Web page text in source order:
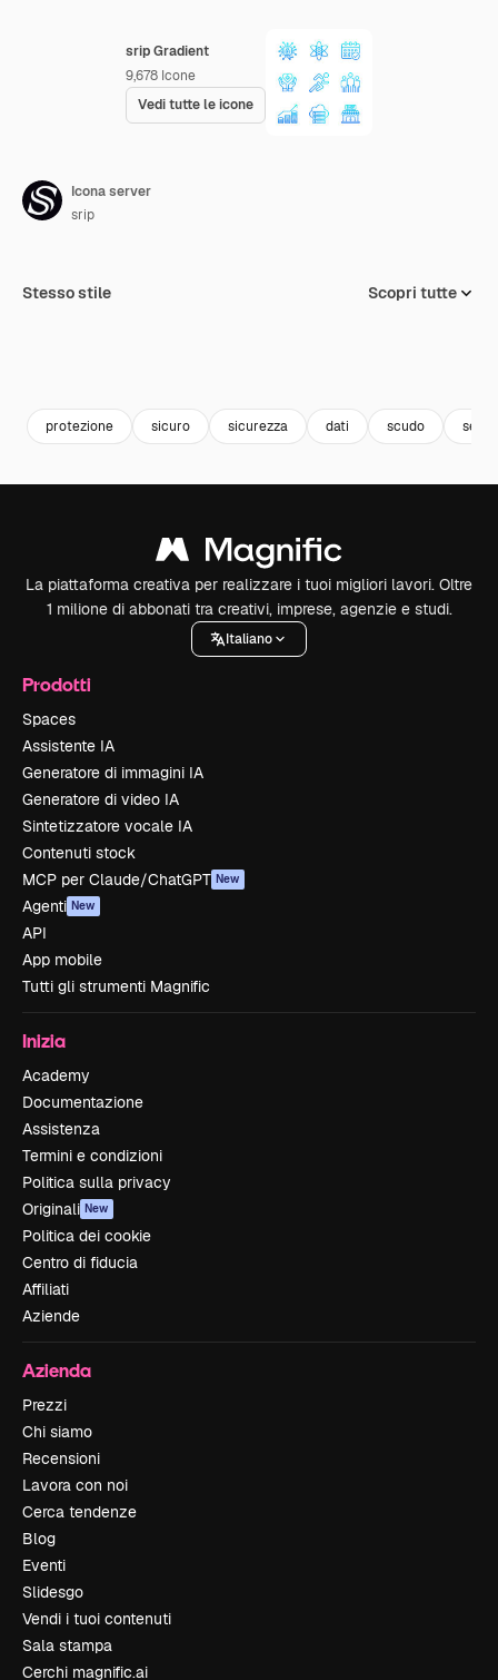
srip Gradient
9,678 Icone
Vedi tutte le icone
Icona server
srip
Stesso stile Scopri tutte
protezione sicuro sicurezza dati scudo
La piattaforma creativa per realizzare i tuoi migliori lavori. Oltre
1 milione di abbonati tra creativi, imprese, agenzie e studi.
Italiano
Prodotti
Spaces
Assistente IA
Generatore di immagini IA
Generatore di video IA
Sintetizzatore vocale IA
Contenuti stock
MCP per Claude/ChatGPT New
Agenti New
API
App mobile
Tutti gli strumenti Magnific
Inizia
Academy
Documentazione
Assistenza
Termini e condizioni
Politica sulla privacy
Originali New
Politica dei cookie
Centro di fiducia
Affiliati
Aziende
Azienda
Prezzi
Chi siamo
Recensioni
Lavora con noi
Cerca tendenze
Blog
Eventi
Slidesgo
Vendi i tuoi contenuti
Sala stampa
Cerchi magnific.ai